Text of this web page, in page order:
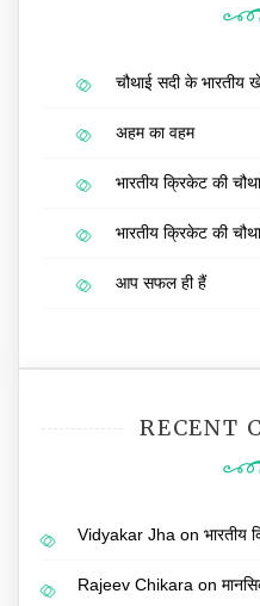
चौथाई सदी के भारतीय
अहम का वहम
भारतीय क्रिकेट की
भारतीय क्रिकेट की
आप सफल ही हैं
RECENT
Vidyakar Jha on भारतीय
Rajeev Chikara on